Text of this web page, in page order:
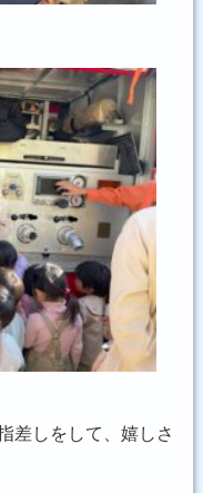
差しをして、嬉しさ